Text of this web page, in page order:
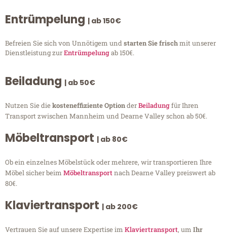
Entrümpelung | ab 150€
Befreien Sie sich von Unnötigem undstarten Sie frischmit unserer
Dienstleistung zurEntrümpelungab 150€.
Beiladung | ab 50€
Nutzen Sie diekosteneffiziente OptionderBeiladungfür Ihren
Transport zwischen Mannheim und Dearne Valley schon ab 50€.
Möbeltransport | ab 80€
Ob ein einzelnes Möbelstück oder mehrere, wir transportieren Ihre
Möbel sicher beim Möbeltransportnach Dearne Valley preiswert ab
80€.
Klaviertransport | ab 200€
Vertrauen Sie auf unsere Expertise im Klaviertransport, um Ihr